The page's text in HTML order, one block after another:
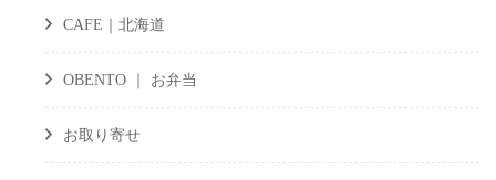
CAFE｜北海道
OBENTO ｜ お弁当
お取り寄せ